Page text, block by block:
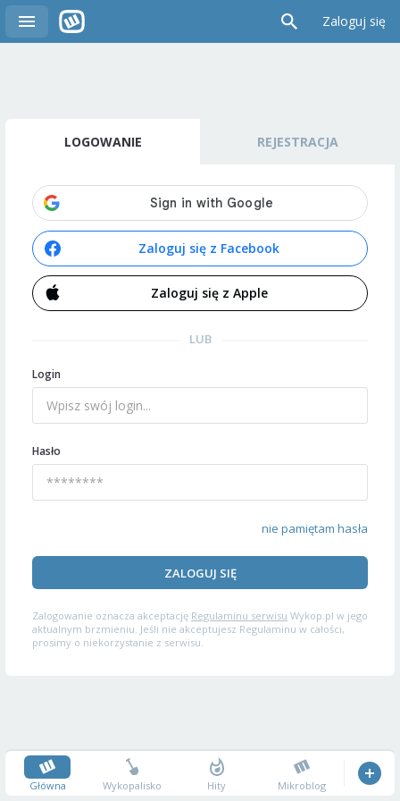
Zaloguj się
LOGOWANIE REJESTRACJA
Zaloguj się z Facebook
Zaloguj się z Apple
LUB
Login
Hasło
nie pamiętam hasła
ZALOGUJ SIĘ
Zalogowanie oznacza akceptację Regulaminu serwisu Wykop.pl w jego
aktualnym brzmieniu. Jeśli nie akceptujesz Regulaminu w całości,
prosimy o niekorzystanie z serwisu.
Główna Wykopalisko Hity Mikroblog